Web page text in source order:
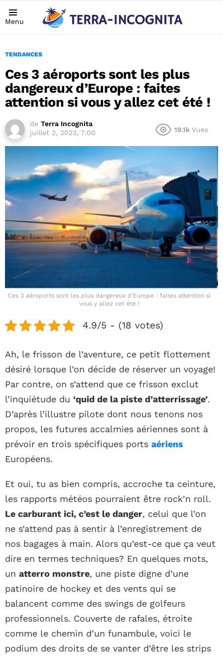
Menu
TENDANCES
Ces 3 aéroports sont les plus
dangereux d’Europe : faites
attention si vous y allez cet été !
de Terra Incognita
juillet 2, 2023, 7:00
19.1k Vues
Ces 3 aéroports sont les plus dangereux d'Europe : faites attention si
vous y allez cet été !
4.9/5 - (18 votes)
Ah, le frisson de l’aventure, ce petit flottement
désiré lorsque l’on décide de réserver un voyage!
Par contre, on s’attend que ce frisson exclut
l’inquiétude du ‘quid de la piste d’atterrissage’.
D’après l’illustre pilote dont nous tenons nos
propos, les futures accalmies aériennes sont à
prévoir en trois spécifiques ports aériens
Européens.
Et oui, tu as bien compris, accroche ta ceinture,
les rapports météos pourraient être rock’n roll.
Le carburant ici, c’est le danger, celui que l’on
ne s’attend pas à sentir à l’enregistrement de
nos bagages à main. Alors qu’est-ce que ça veut
dire en termes techniques? En quelques mots,
un atterro monstre, une piste digne d’une
patinoire de hockey et des vents qui se
balancent comme des swings de golfeurs
professionnels. Couverte de rafales, étroite
comme le chemin d’un funambule, voici le
podium des droits de se vanter d’être les strips